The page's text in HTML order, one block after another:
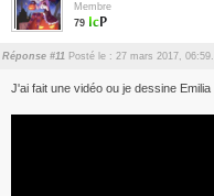
Membre
79
Réponse #11 Posté le : 27 mars 2017, 06:59.
J'ai fait une vidéo ou je dessine Emilia